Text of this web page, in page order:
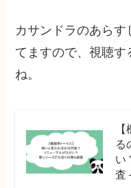
カサンドラのあらす
てますので、視聴
ね。
る
い
査